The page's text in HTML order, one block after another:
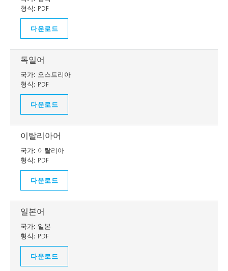
형식: PDF
다운로드
독일어
국가: 오스트리아
형식: PDF
다운로드
이탈리아어
국가: 이탈리아
형식: PDF
다운로드
일본어
국가: 일본
형식: PDF
다운로드